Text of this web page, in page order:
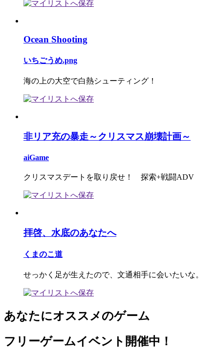
Ocean Shooting
いちごうめ.png
海の上の大空で白熱シューティング！
非リア充の暴走～クリスマス崩壊計画～
aiGame
クリスマスデートを取り戻せ！ 探索+戦闘ADV
拝啓、水底のあなたへ
くまのこ道
せっかく足が生えたので、文通相手に会いたいな。
あなたにオススメのゲーム
フリーゲームイベント開催中！